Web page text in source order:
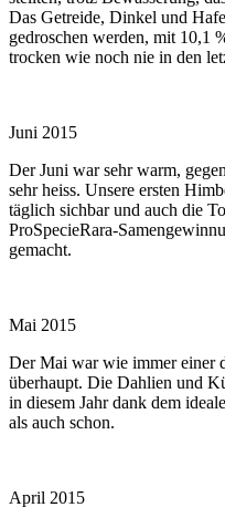
Das Getreide, Dinkel und
gedroschen werden, mit 10,1
trocken wie noch nie in den
Juni 2015
Der Juni war sehr warm,
sehr heiss. Unsere ersten
täglich sichbar und auch die
ProSpecieRara-
gemacht.
Mai 2015
Der Mai war wie immer einer
überhaupt. Die Dahlien und
in diesem Jahr dank dem
als auch schon.
April 2015